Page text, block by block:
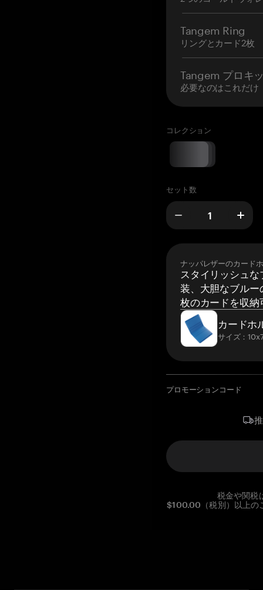
Tangem Ring
リングとカード2枚
Tangem プロキ
必要なのはこれだけ
コレクション
セット数
ナッパレザーのカード
スタイリッシュ
装、大胆なブルー
枚のカードを収納
カードホ
サイズ：
プロモーションコード
税金や関税
$100.00（税別）以上の